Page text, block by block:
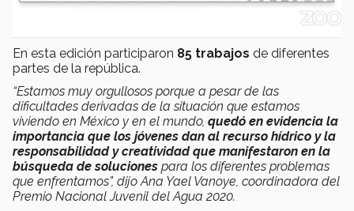
En esta edición participaron 85 trabajos de diferentes
partes de la república.
“Estamos muy orgullosos porque a pesar de las
dificultades derivadas de la situación que estamos
viviendo en México y en el mundo, quedó en evidencia la
importancia que los jóvenes dan al recurso hídrico y la
responsabilidad y creatividad que manifestaron en la
búsqueda de soluciones para los diferentes problemas
que enfrentamos”, dijo Ana Yael Vanoye, coordinadora del
Premio Nacional Juvenil del Agua 2020.